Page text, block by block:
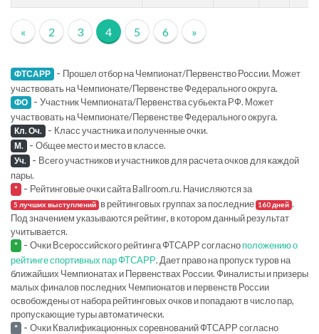
« 2 3 4 5 6 »
ФТСАРР - Прошел отбор на Чемпионат/Первенство России. Может
участвовать на Чемпионате/Первенстве Федерального округа.
ФО - Участник Чемпионата/Первенства субьекта РФ. Может
участвовать на Чемпионате/Первенстве Федерального округа.
Кл. Оч. - Класс участника и полученные очки.
М. - Общее место и место в классе.
Уч. - Всего участников и участников для расчета очков для каждой
пары.
* - Рейтинговые очки сайта Ballroom.ru. Начисляются за
5 лучших выступлений в рейтинговых группах за последние 160 дней .
Под значением указываются рейтинг, в котором данный результат
учитывается.
* - Очки Всероссийского рейтинга ФТСАРР согласноположению о
рейтинге спортивных пар ФТСАРР. Дает право на пропуск туров на
ближайших Чемпионатах и Первенствах России. Финалисты и призеры
малых финалов последних Чемпионатов и первенств России
освобождены от набора рейтинговых очков и попадают в число пар,
пропускающие туры автоматически.
* - Очки Квалификационных соревнований ФТСАРР согласно